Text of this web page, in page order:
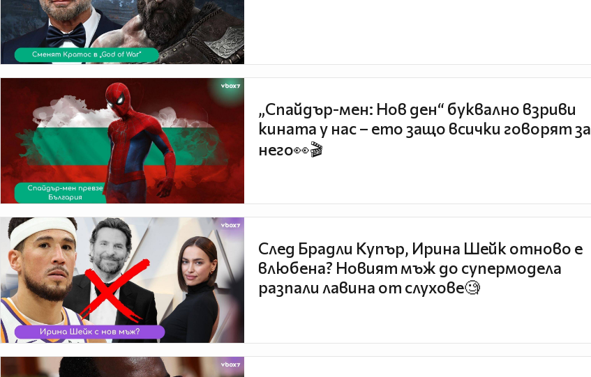
„Спайдър-мен: Нов ден“ буквално взриви
кината у нас – ето защо всички говорят за
него👀🎬
След Брадли Купър, Ирина Шейк отново е
влюбена? Новият мъж до супермодела
разпали лавина от слухове🧐